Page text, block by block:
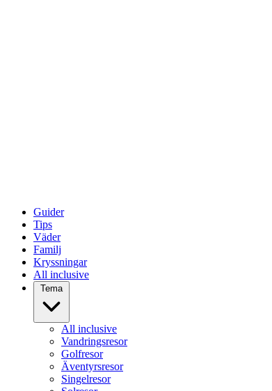
Guider
Tips
Väder
Familj
Kryssningar
All inclusive
Tema
All inclusive
Vandringsresor
Golfresor
Äventyrsresor
Singelresor